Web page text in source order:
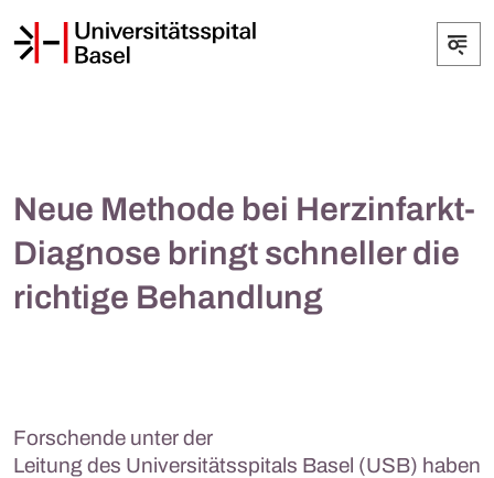
Neue Methode bei Herzinfarkt-
Diagnose bringt schneller die
richtige Behandlung
Forschende unter der
Leitung des Universitätsspitals Basel (USB) haben